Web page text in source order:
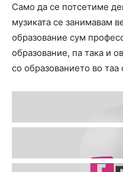
Само да се потсетиме
музиката се занимавам
образование сум
образование, па така и
со образованието во таа